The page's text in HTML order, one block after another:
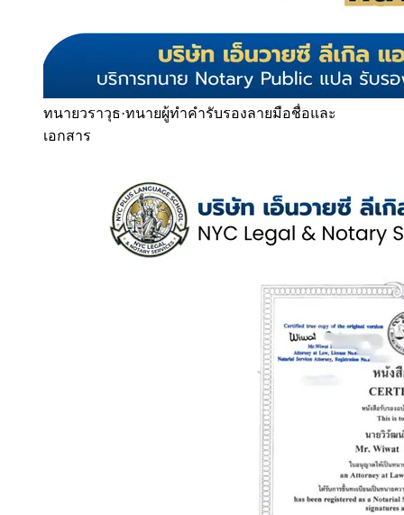
ทนายวราวุธ·ทนายผู้ทำคำรับรองลายมือชื่อและ
เอกสาร